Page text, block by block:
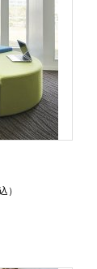
）